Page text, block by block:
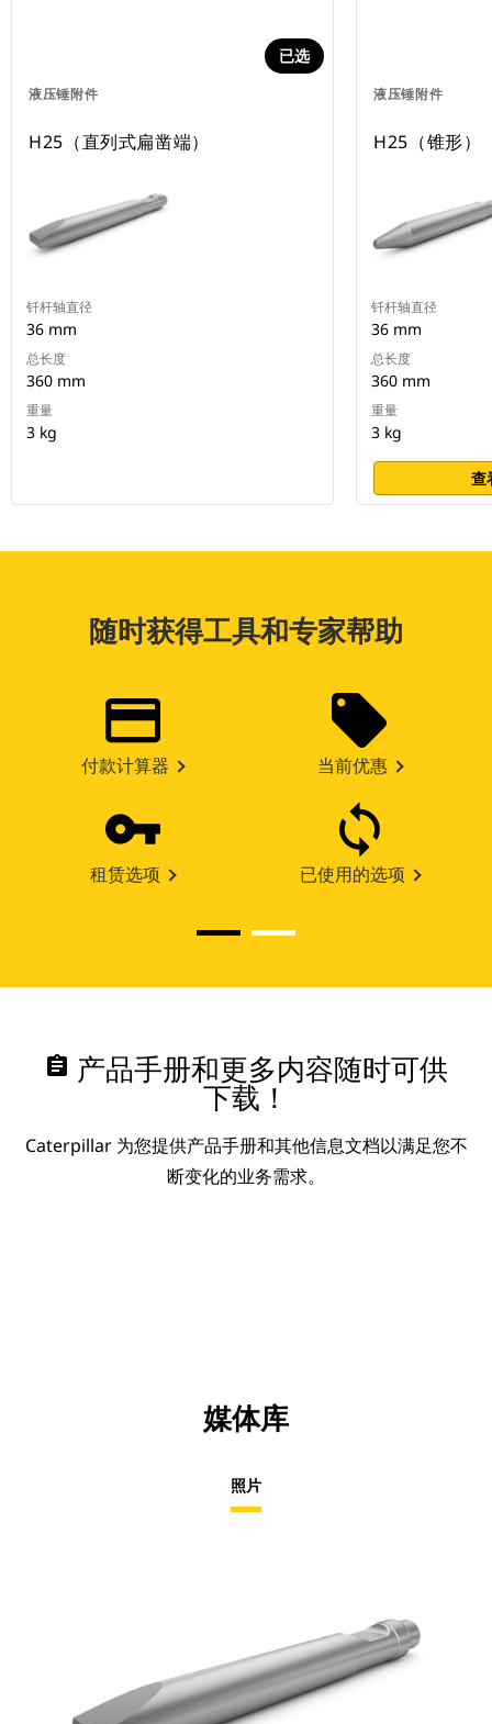
液压锤附件
已选
H25（直列式扁凿端）
钎杆轴直径
36 mm
总长度
360 mm
重量
3 kg
液压锤附件
H25（锥形）
钎杆轴直径
36 mm
总长度
360 mm
重量
3 kg
查
随时获得工具和专家帮助
付款计算器 当前优惠
租赁选项 已使用的选项
assignment 产品手册和更多内容随时可供
下载！
Caterpillar 为您提供产品手册和其他信息文档以满足您不
断变化的业务需求。
媒体库
照片